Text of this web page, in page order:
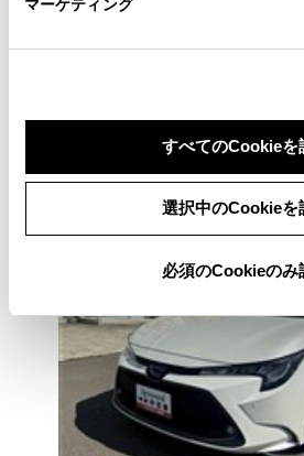
マーケティング
すべてのCookieを
選択中のCookieを
必須のCookieのみ
カローラ岩手 西バイパス店
019-632-